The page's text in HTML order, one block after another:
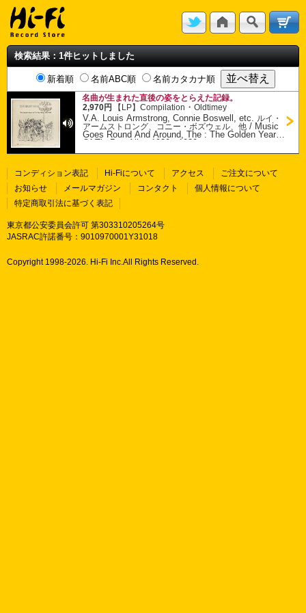
検索結果：1件ヒットしました
新着順 名前ABC順 名前カタカナ順
名曲が生まれた直後の姿をとらえた記録。
2,970円
【LP】Compilation ・Oldtimey
V.A. Louis Armstrong, Connie Boswell, etc.
ルイ・
アームストロング、コニー・ボズウェル、他 / Music
Goes Round And Around, The : The Golden Years
Of Tin Pan Alley 1930 - 1939
コンディション表記 Hi-Fiについて アクセス
ご注文について
お知らせ
メールマガジン コンタクト
個人情報について
特定商取引法に基づく表記
東京都公安委員会許可 第303310205264号
JASRAC許諾番号：9010970001Y31018
Copyright 1998-2026. Hi-Fi Inc.All Rights Reserved.